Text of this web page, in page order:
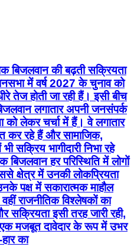
बिजलवान की बढ़ती सक्रियता
में वर्ष 2027 के चुनाव को
तेज होती जा रही हैं। इसी बीच
लगातार अपनी जनसंपर्क
को लेकर चर्चा में हैं। वे लगातार
कर रहे हैं और सामाजिक,
सक्रिय भागीदारी निभा रहे
हर परिस्थिति में लोगों
क्षेत्र में उनकी लोकप्रियता
पक्ष में सकारात्मक माहौल
राजनीतिक विश्लेषकों का
सक्रियता इसी तरह जारी रही,
एक मजबूत दावेदार के रूप में उभर
का